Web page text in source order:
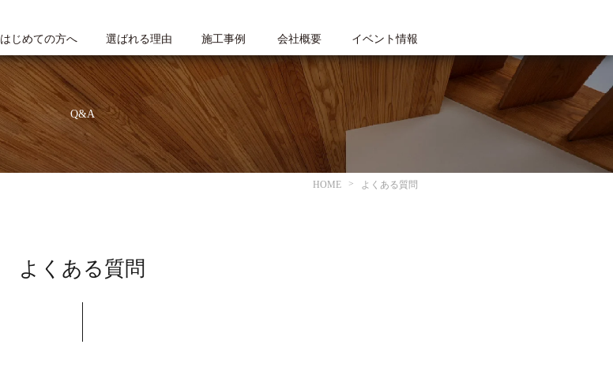
はじめての方へ 選ばれる理由 施工事例 会社概要 イベント情報
Q&A
HOME よくある質問
よくある質問